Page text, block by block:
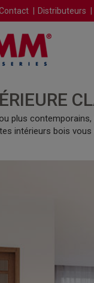
Distributeurs
plus
intérieurs bois